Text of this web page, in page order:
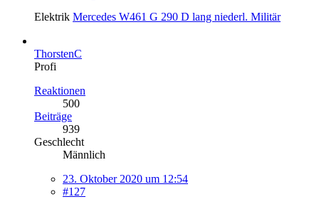
Elektrik Mercedes W461 G 290 D lang niederl. Militär
ThorstenC
Profi
Reaktionen
500
Beiträge
939
Geschlecht
Männlich
23. Oktober 2020 um 12:54
#127